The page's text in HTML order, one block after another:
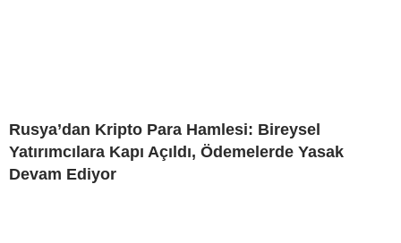
Rusya’dan Kripto Para Hamlesi: Bireysel
Yatırımcılara Kapı Açıldı, Ödemelerde Yasak
Devam Ediyor